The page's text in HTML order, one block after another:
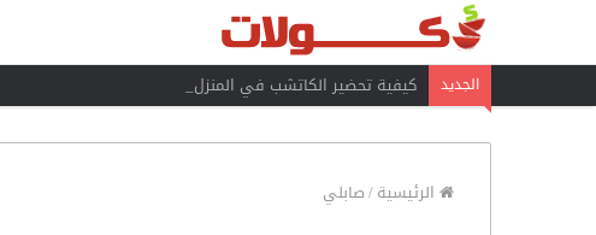
الجديد كيفية تحضير الكاتشب في المنزل
الرئيسية/صابلي